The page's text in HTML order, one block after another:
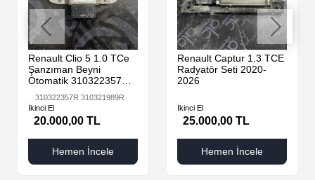
Renault Clio 5 1.0 TCe
Şanzıman Beyni
Otomatik 310322357R
310321989R
310322357R 310321989R
İkinci El
20.000,00 TL
Hemen İncele
Renault Captur 1.3 TCE
Radyatör Seti 2020-
2026
İkinci El
25.000,00 TL
Hemen İncele